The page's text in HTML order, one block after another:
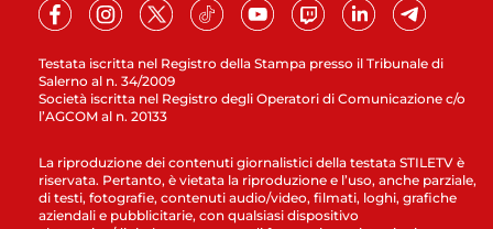
Testata iscritta nel Registro della Stampa presso il Tribunale di
Salerno al n. 34/2009
Società iscritta nel Registro degli Operatori di Comunicazione c/o
l’AGCOM al n. 20133
La riproduzione dei contenuti giornalistici della testata STILETV è
riservata. Pertanto, è vietata la riproduzione e l’uso, anche parziale,
di testi, fotografie, contenuti audio/video, filmati, loghi, grafiche
aziendali e pubblicitarie, con qualsiasi dispositivo